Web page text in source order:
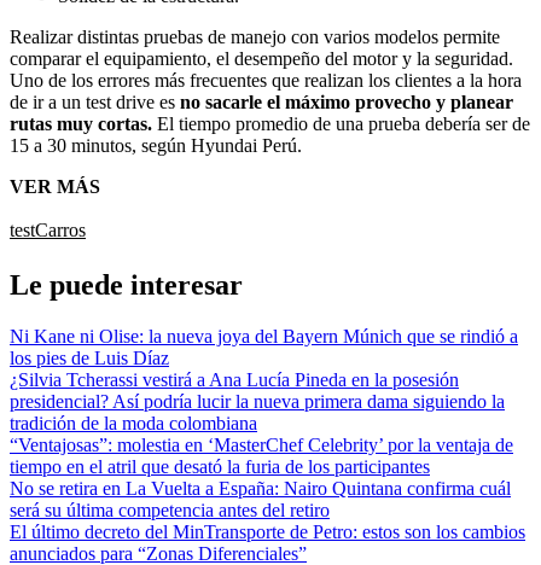
Realizar distintas pruebas de manejo con varios modelos permite
comparar el equipamiento, el desempeño del motor y la seguridad.
Uno de los errores más frecuentes que realizan los clientes a la hora
de ir a un test drive es no sacarle el máximo provecho y planear
rutas muy cortas. El tiempo promedio de una prueba debería ser de
15 a 30 minutos, según Hyundai Perú.
VER MÁS
testCarros
Le puede interesar
Ni Kane ni Olise: la nueva joya del Bayern Múnich que se rindió a
los pies de Luis Díaz
¿Silvia Tcherassi vestirá a Ana Lucía Pineda en la posesión
presidencial? Así podría lucir la nueva primera dama siguiendo la
tradición de la moda colombiana
“Ventajosas”: molestia en ‘MasterChef Celebrity’ por la ventaja de
tiempo en el atril que desató la furia de los participantes
No se retira en La Vuelta a España: Nairo Quintana confirma cuál
será su última competencia antes del retiro
El último decreto del MinTransporte de Petro: estos son los cambios
anunciados para “Zonas Diferenciales”